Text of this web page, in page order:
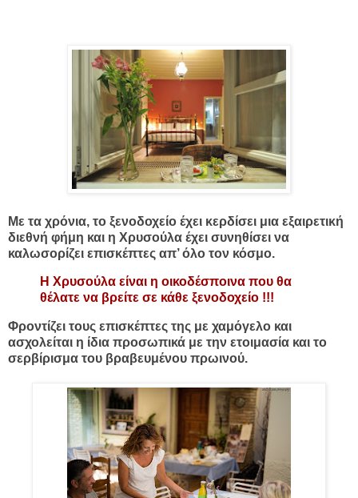
Με τα χρόνια, το ξενοδοχείο έχει κερδίσει μια εξαιρετική
διεθνή φήμη και η Χρυσούλα έχει συνηθίσει να
καλωσορίζει επισκέπτες απ’ όλο τον κόσμο.
Η Χρυσούλα είναι η οικοδέσποινα που θα
θέλατε να βρείτε σε κάθε ξενοδοχείο !!!
Φροντίζει τους επισκέπτες της με χαμόγελο και
ασχολείται η ίδια προσωπικά με την ετοιμασία και το
σερβίρισμα του βραβευμένου πρωινού.